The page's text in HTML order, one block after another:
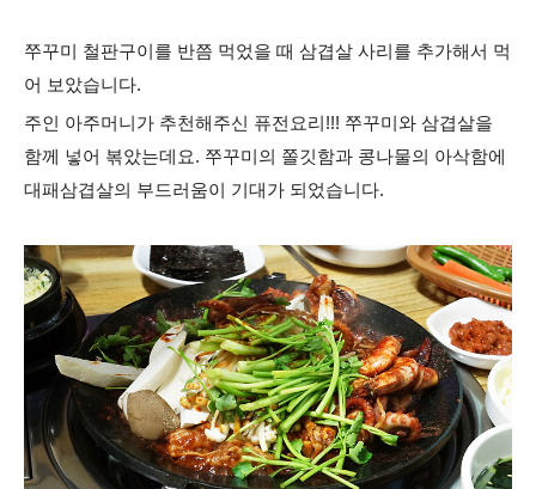
쭈꾸미 철판구이를 반쯤 먹었을 때 삼겹살 사리를 추가해서 먹
어 보았습니다.
주인 아주머니가 추천해주신 퓨전요리!!! 쭈꾸미와 삼겹살을
함께 넣어 볶았는데요. 쭈꾸미의 쫄깃함과 콩나물의 아삭함에
대패삼겹살의 부드러움이 기대가 되었습니다.